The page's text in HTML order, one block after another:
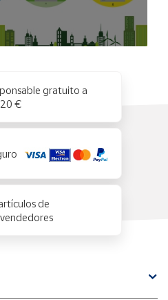
gratuito a
€
de